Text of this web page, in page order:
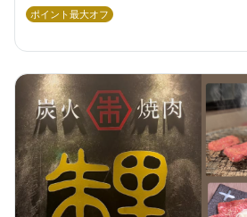
ポイント最大オフ